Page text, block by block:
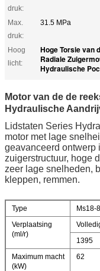
druk:
Max.
druk:
31.5 MPa
Hoog
licht:
Hoge Torsie van
Radiale
Hydraulische
Motor van de de
Hydraulische
Lidstaten Series
motor met lage
geavanceerd ontwerp
zuigerstructuur, hoge
zeer lage snelheden,
kleppen, remmen.
Type Ms18-8
Verplaatsing
(ml/r)
1395
Maximum macht
(kW)
62